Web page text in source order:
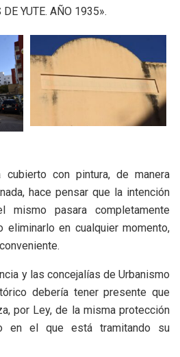
YUTE. AÑO 1935».
con pintura, de manera
hace pensar que la intención
pasara completamente
eliminarlo en cualquier momento,
y las concejalías de Urbanismo
debería tener presente que
por Ley, de la misma protección
en el que está tramitando su